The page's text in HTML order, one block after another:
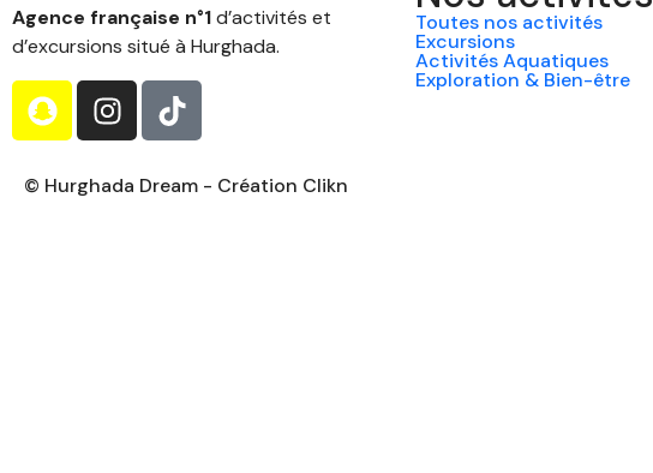
Agence française n°1d’activités et
d’excursions situé à Hurghada.
Toutes nos activités
Excursions
Activités Aquatiques
Exploration & Bien-être
© Hurghada Dream - Création Clikn